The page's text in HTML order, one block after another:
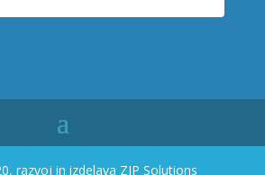
razvoj in izdelava ZIP Solutions